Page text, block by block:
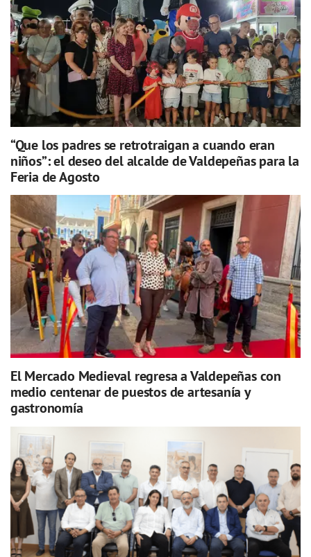
“Que los padres se retrotraigan a cuando eran
niños”: el deseo del alcalde de Valdepeñas para la
Feria de Agosto
El Mercado Medieval regresa a Valdepeñas con
medio centenar de puestos de artesanía y
gastronomía